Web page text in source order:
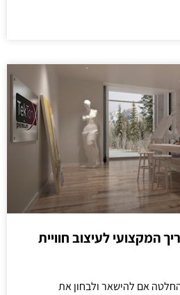
המקצועי לעיצוב חוויית
אם להישאר ולבחון את